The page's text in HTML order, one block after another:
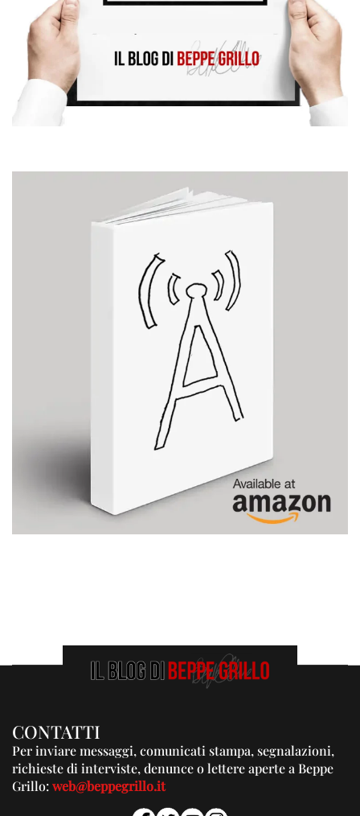
CONTATTI
Per inviare messaggi, comunicati stampa, segnalazioni,
richieste di interviste, denunce o lettere aperte a Beppe
Grillo:web@beppegrillo.it